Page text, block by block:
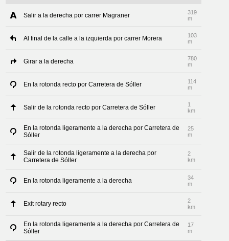
Salir a la derecha por carrer Magraner
319
m
Al final de la calle a la izquierda por carrer Morera
103
m
Girar a la derecha
780
m
En la rotonda recto por Carretera de Sóller
114
m
Salir de la rotonda recto por Carretera de Sóller
1
km
En la rotonda ligeramente a la derecha por Carretera de
Sóller
25
m
Salir de la rotonda ligeramente a la derecha por
Carretera de Sóller
2
km
En la rotonda ligeramente a la derecha
34
m
Exit rotary recto
2
km
En la rotonda ligeramente a la derecha por Carretera de
Sóller
17
m